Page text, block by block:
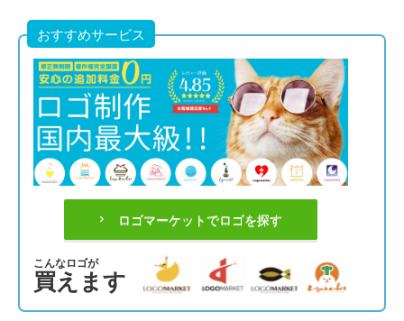
おすすめサービス
ロゴマーケットでロゴを探す
こんなロゴが
買えます